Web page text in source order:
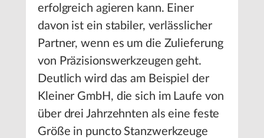
erfolgreich agieren kann. Einer
davon ist ein stabiler, verlässlicher
Partner, wenn es um die Zulieferung
von Präzisionswerkzeugen geht.
Deutlich wird das am Beispiel der
Kleiner GmbH, die sich im Laufe von
über drei Jahrzehnten als eine feste
Größe in puncto Stanzwerkzeuge